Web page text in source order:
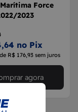
Force
2023
no Pix
R$ 176,93 sem juros
agora